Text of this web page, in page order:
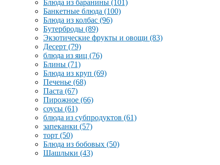
Блюда из баранины (101)
Банкетные блюда (100)
Блюда из колбас (96)
Бутерброды (89)
Экзотические фрукты и овощи (83)
Десерт (79)
блюда из яиц (76)
Блины (71)
Блюда из круп (69)
Печенье (68)
Паста (67)
Пирожное (66)
соусы (61)
блюда из субпродуктов (61)
запеканки (57)
торт (50)
Блюда из бобовых (50)
Шашлыки (43)